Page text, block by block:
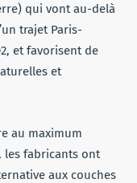
qui vont au-delà
trajet Paris-
et favorisent de
et
au maximum
les fabricants ont
aux couches